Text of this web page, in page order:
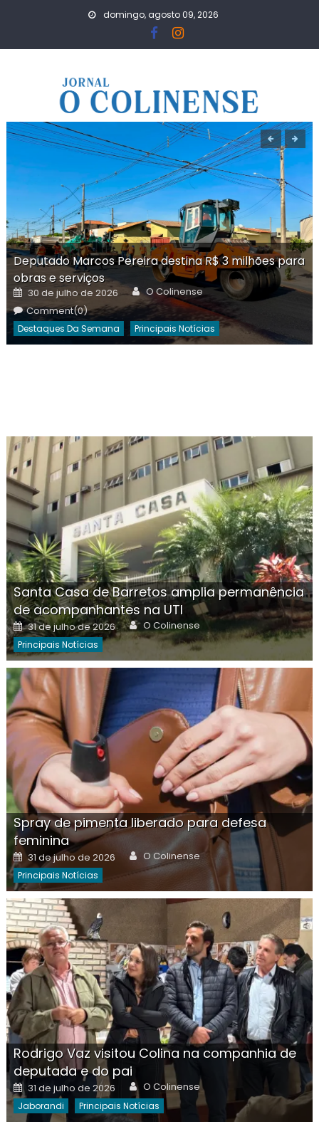
domingo, agosto 09, 2026
Deputado Marcos Pereira destina R$ 3 milhões para
obras e serviços
Posted
on
30 de julho de 2026 Author
O Colinense
Comment(0)
Destaques Da Semana Principais Notícias
Santa Casa de Barretos amplia permanência
de acompanhantes na UTI
Posted
on
31 de julho de 2026 Author
O Colinense
Principais Notícias
Spray de pimenta liberado para defesa
feminina
Posted
on
31 de julho de 2026 Author
O Colinense
Principais Notícias
Rodrigo Vaz visitou Colina na companhia de
deputada e do pai
Posted
on
31 de julho de 2026 Author
O Colinense
Jaborandi Principais Notícias